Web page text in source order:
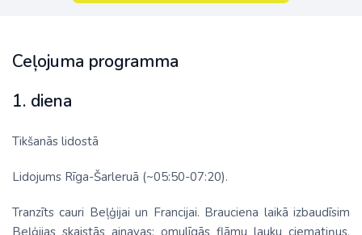
Ceļojuma programma
1. diena
Tikšanās lidostā
Lidojums Rīga-Šarleruā (~05:50-07:20).
Tranzīts cauri Beļģijai un Francijai. Brauciena laikā izbaudīsim
Beļģijas skaistās ainavas: omulīgās flāmu lauku ciematiņus,